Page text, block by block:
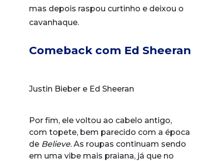
mas depois raspou curtinho e deixou o
cavanhaque.
Comeback com Ed Sheeran
Justin Bieber e Ed Sheeran
Por fim, ele voltou ao cabelo antigo,
com topete, bem parecido com a época
de Believe. As roupas continuam sendo
em uma vibe mais praiana, já que no